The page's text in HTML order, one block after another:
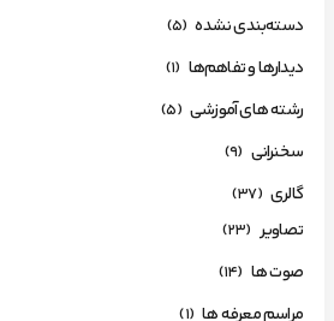
دسته‌بندی نشده (5)
دیدارها و تفاهم‌ها (1)
رشته های آموزشی (5)
سخنرانی (9)
گالری (37)
تصاویر (23)
صوت ها (14)
مراسم معرفه ها (1)